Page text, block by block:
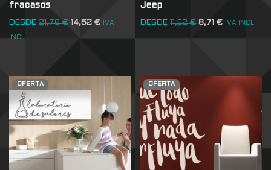
fracasos
DESDE 21,78€ 14,52 € IVA
INCL
Jeep
DESDE 11,62€ 8,71€ IVA INCL
OFERTA OFERTA